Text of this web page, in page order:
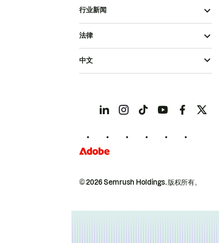
行业新闻
© 2026 Semrush Holdings.版权所有。
法律
中文